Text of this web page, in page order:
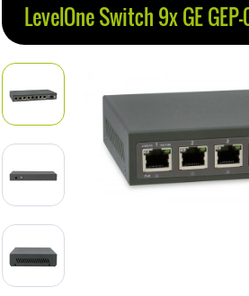
LevelOne Switch 9x GE